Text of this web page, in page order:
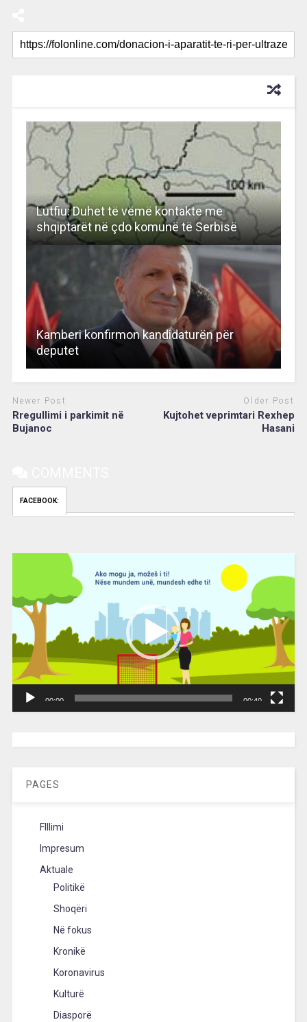
Lutfiu: Duhet të vëmë kontakte me
shqiptarët në çdo komunë të Serbisë
Kamberi konfirmon kandidaturën për
deputet
Newer Post
Rregullimi i parkimit në
Bujanoc
Older Post
Kujtohet veprimtari Rexhep
Hasani
FACEBOOK:
00:00 00:40
PAGES
FIllimi
Impresum
Aktuale
Politikë
Shoqëri
Në fokus
Kronikë
Koronavirus
Kulturë
Diasporë